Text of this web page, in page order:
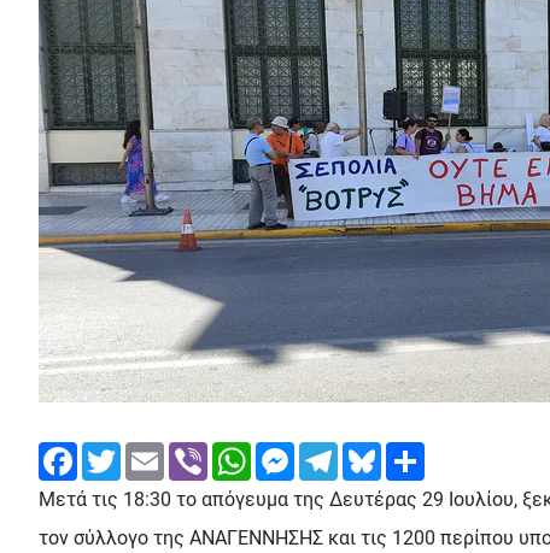
FacebookTwitterEmail Viber WhatsAppMessengerTelegramBluesky
Μετά τις 18:30 το απόγευμα της Δευτέρας 29 Ιουλίου,
τον σύλλογο της ΑΝΑΓΕΝΝΗΣΗΣ και τις 1200 περίπου